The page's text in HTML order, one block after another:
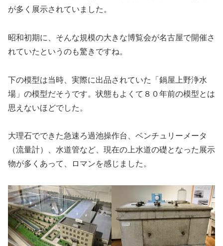
が多く展示されていました。
昭和初期に、そんな規模の大きな博覧会が名古屋で開催さ
れていたというのも驚きですね。
下の模型は当時、実際に出品されていた「鍋屋上野浄水
場」の模型だそうです。状態もよくて８０年前の模型とは
思えないほどでした。
大理石でできた急速ろ過池操作台、ベンチュリーメータ
（流量計）、水道管など、現在の上水道の礎となった展示
物が多くあって、ロマンを感じました。